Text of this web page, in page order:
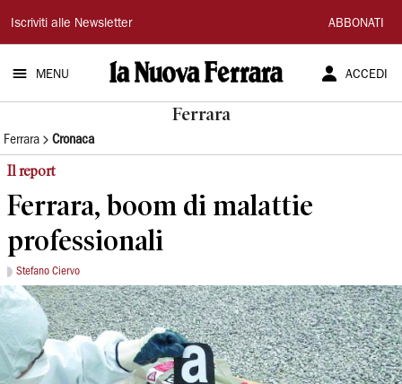
La
Nuova
Ferrara
Iscriviti alle Newsletter ABBONATI
MENU ACCEDI
Ferrara
Ferrara Cronaca
Il report
Ferrara, boom di malattie
professionali
Stefano Ciervo